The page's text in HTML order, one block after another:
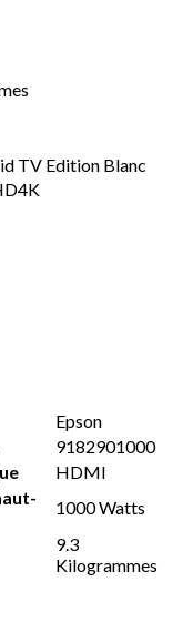
TV Edition Blanc
‎Epson
‎9182901000
‎HDMI
‎1000 Watts
‎9.3
Kilogrammes